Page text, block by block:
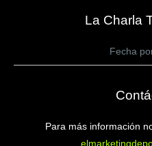
La Charla
Fecha
Para más información